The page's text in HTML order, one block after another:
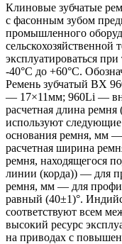
Клиновые зубчатые
с фасонным зубом
промышленного
эксплуатироваться
-40°С до +60°С.
Ремень зубчатый BХ
— 17×11мм; 960Li —
расчетная длина
используют
основания ремня, мм
расчетная ширина
ремня, находящегося
линии (корда)) — для
ремня, мм — для
равный (40±1)°.
соответствуют всем
высокий ресурс
на приводах с